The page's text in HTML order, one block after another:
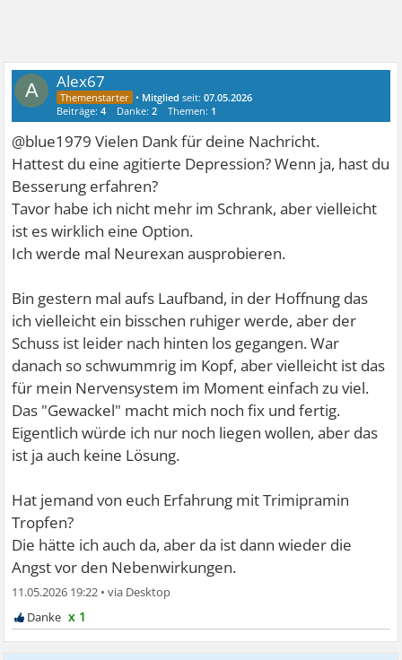
A Alex67
• Mitglied seit:07.05.2026
Beiträge:4 Danke:2 Themen: 1
@blue1979 Vielen Dank für deine Nachricht.
Hattest du eine agitierte Depression? Wenn ja, hast du
Besserung erfahren?
Tavor habe ich nicht mehr im Schrank, aber vielleicht
ist es wirklich eine Option.
Ich werde mal Neurexan ausprobieren.
Bin gestern mal aufs Laufband, in der Hoffnung das
ich vielleicht ein bisschen ruhiger werde, aber der
Schuss ist leider nach hinten los gegangen. War
danach so schwummrig im Kopf, aber vielleicht ist das
für mein Nervensystem im Moment einfach zu viel.
Das "Gewackel" macht mich noch fix und fertig.
Eigentlich würde ich nur noch liegen wollen, aber das
ist ja auch keine Lösung.
Hat jemand von euch Erfahrung mit Trimipramin
Tropfen?
Die hätte ich auch da, aber da ist dann wieder die
Angst vor den Nebenwirkungen.
11.05.2026 19:22 •
x 1